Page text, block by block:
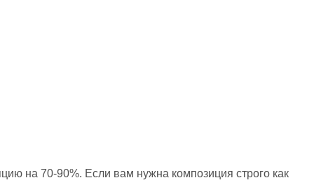
на 70-90%. Если вам нужна композиция строго как